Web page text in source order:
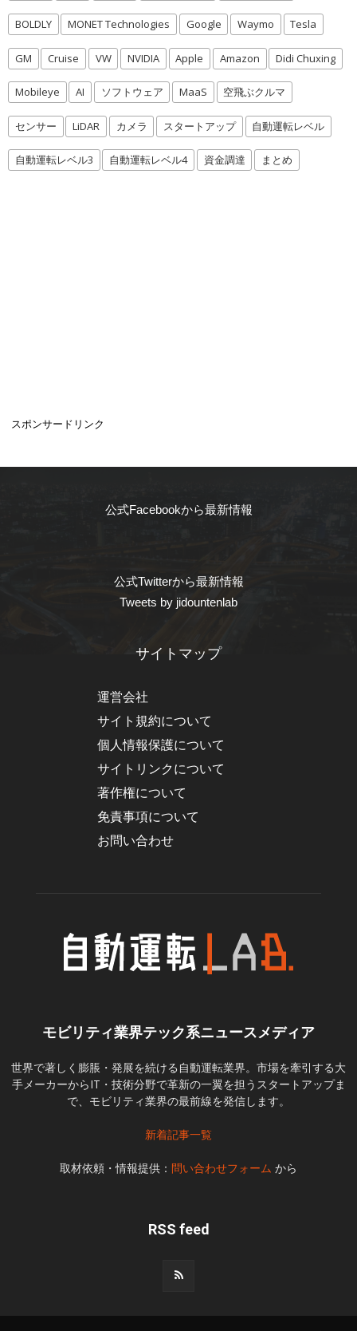
BOLDLY MONET Technologies Google Waymo Tesla
GM Cruise VW NVIDIA Apple Amazon Didi Chuxing
Mobileye AI ソフトウェア MaaS 空飛ぶクルマ
センサー LiDAR カメラ スタートアップ 自動運転レベル
自動運転レベル3 自動運転レベル4 資金調達 まとめ
スポンサードリンク
公式Facebookから最新情報
公式Twitterから最新情報
Tweets by jidountenlab
サイトマップ
運営会社
サイト規約について
個人情報保護について
サイトリンクについて
著作権について
免責事項について
お問い合わせ
モビリティ業界テック系ニュースメディア
世界で著しく膨脹・発展を続ける自動運転業界。市場を牽引する大
手メーカーからIT・技術分野で革新の一翼を担うスタートアップま
で、モビリティ業界の最前線を発信します。
新着記事一覧
取材依頼・情報提供： 問い合わせフォーム から
RSS feed